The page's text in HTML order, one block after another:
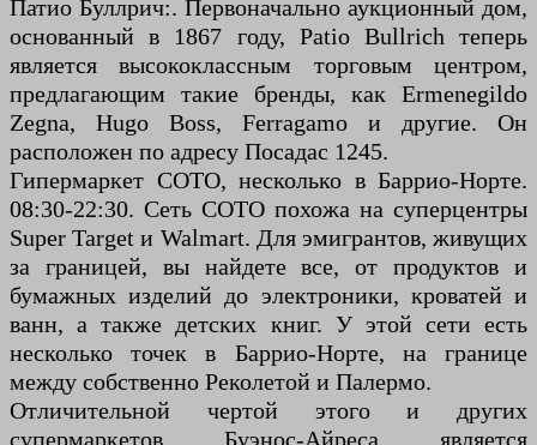
Патио Буллрич:. Первоначально аукционный дом,
основанный в 1867 году, Patio Bullrich теперь
является высококлассным торговым центром,
предлагающим такие бренды, как Ermenegildo
Zegna, Hugo Boss, Ferragamo и другие. Он
расположен по адресу Посадас 1245.
Гипермаркет COTO, несколько в Баррио-Норте.
08:30-22:30. Сеть COTO похожа на суперцентры
Super Target и Walmart. Для эмигрантов, живущих
за границей, вы найдете все, от продуктов и
бумажных изделий до электроники, кроватей и
ванн, а также детских книг. У этой сети есть
несколько точек в Баррио-Норте, на границе
между собственно Реколетой и Палермо.
Отличительной чертой этого и других
супермаркетов Буэнос-Айреса является